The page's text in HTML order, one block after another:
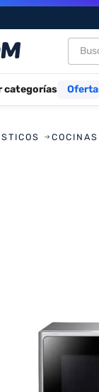
Buscar
categorías
1.
10.